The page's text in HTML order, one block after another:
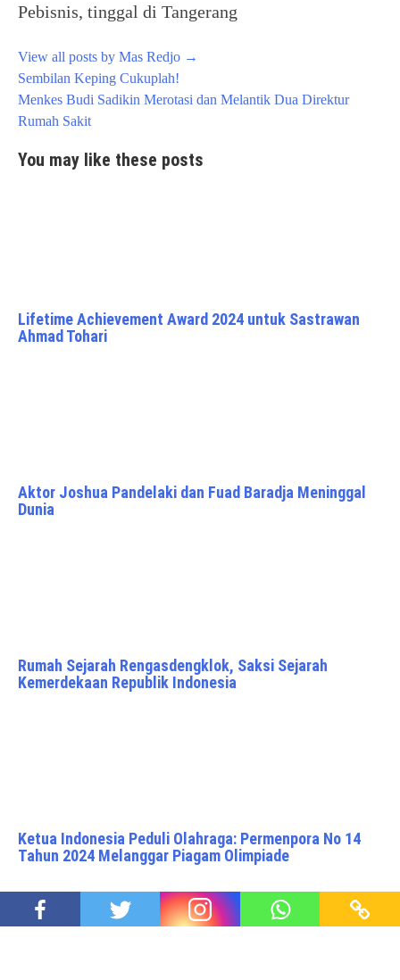
Pebisnis, tinggal di Tangerang
View all posts by Mas Redjo →
Post
navigation
Sembilan Keping Cukuplah!
Menkes Budi Sadikin Merotasi dan Melantik Dua Direktur
Rumah Sakit
You may like these posts
Lifetime Achievement Award 2024 untuk Sastrawan
Ahmad Tohari
Aktor Joshua Pandelaki dan Fuad Baradja Meninggal
Dunia
Rumah Sejarah Rengasdengklok, Saksi Sejarah
Kemerdekaan Republik Indonesia
Ketua Indonesia Peduli Olahraga: Permenpora No 14
Tahun 2024 Melanggar Piagam Olimpiade